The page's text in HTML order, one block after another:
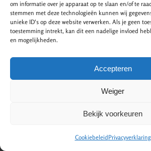
om informatie over je apparaat op te slaan en/of te
stemmen met deze technologieën kunnen wij
unieke ID's op deze website verwerken. Als je geen
toestemming intrekt, kan dit een nadelige invloed
en mogelijkheden.
Accepteren
Weiger
Bekijk voorkeuren
CookiebeleidPrivacyverklaring
Gratis offertes